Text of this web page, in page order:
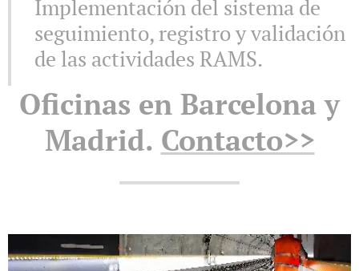
Implementación del sistema de
seguimiento, registro y validación
de las actividades RAMS.
Oficinas en Barcelona y
Madrid. Contacto>>